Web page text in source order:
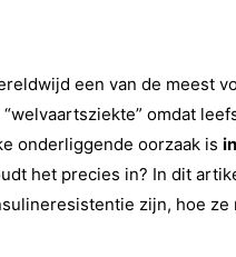
een van de meest
omdat
onderliggende oorzaak is
het precies in? In dit
zijn, hoe